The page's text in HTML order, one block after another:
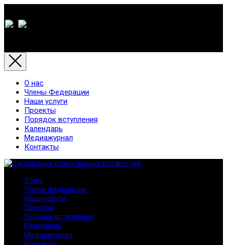
О нас
Члены Федерации
Наши услуги
Проекты
Порядок вступления
Календарь
Медиажурнал
Контакты
О нас
Члены Федерации
Наши услуги
Проекты
Порядок вступления
Календарь
Медиажурнал